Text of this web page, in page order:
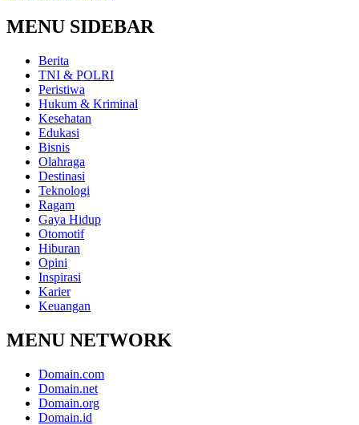
MENU SIDEBAR
Berita
TNI & POLRI
Peristiwa
Hukum & Kriminal
Kesehatan
Edukasi
Bisnis
Olahraga
Destinasi
Teknologi
Ragam
Gaya Hidup
Otomotif
Hiburan
Opini
Inspirasi
Karier
Keuangan
MENU NETWORK
Domain.com
Domain.net
Domain.org
Domain.id